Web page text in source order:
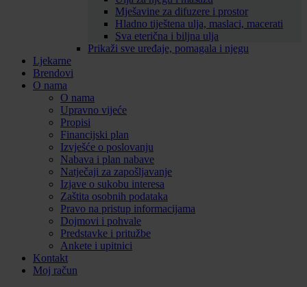
Mješavine za difuzere i prostor
Hladno tiještena ulja, maslaci, macerati
Sva eterična i biljna ulja
Prikaži sve uređaje, pomagala i njegu
Ljekarne
Brendovi
O nama
O nama
Upravno vijeće
Propisi
Financijski plan
Izvješće o poslovanju
Nabava i plan nabave
Natječaji za zapošljavanje
Izjave o sukobu interesa
Zaštita osobnih podataka
Pravo na pristup informacijama
Dojmovi i pohvale
Predstavke i pritužbe
Ankete i upitnici
Kontakt
Moj račun